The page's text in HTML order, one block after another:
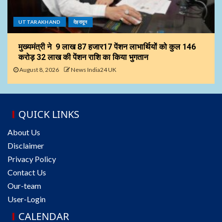
UTTARAKHAND देहरादून
मुख्यमंत्री ने 9 लाख 87 हजार17 पेंशन लाभार्थियों को कुल ₹146
करोड़ 32 लाख की पेंशन राशि का किया भुगतान
August 8, 2026 News India24 UK
QUICK LINKS
About Us
Disclaimer
Privacy Policy
Contact Us
Our-team
User-Login
CALENDAR